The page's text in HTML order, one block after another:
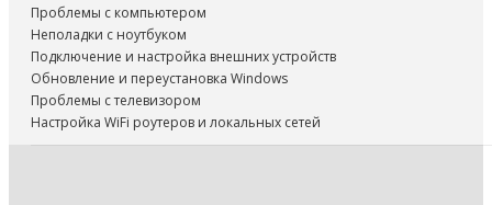
Проблемы с компьютером
Неполадки с ноутбуком
Подключение и настройка внешних устройств
Обновление и переустановка Windows
Проблемы с телевизором
Настройка WiFi роутеров и локальных сетей